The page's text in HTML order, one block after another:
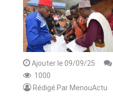
PLUS
Ajouter le 09/09/25
1000
Rédigé Par MenouActu